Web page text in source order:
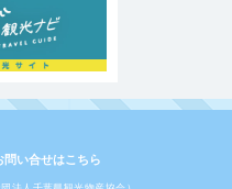
問い合せはこちら